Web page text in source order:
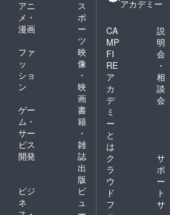
アニ
メ・
漫画
ス
ポ
ー
ツ
ファ
ッ
ショ
ン
映
像
・
映
画
ゲー
ム・
サー
ビス
開発
書
籍
・
雑
誌
出
版
ビジ
ネ
ビ
ュ
アカデミー
CA
MP
FI
RE
ア
カ
デ
ミ
ー
と
は
説
明
会
・
相
談
会
ク
ラ
ウ
ド
フ
サ
ポ
ー
ト
サ